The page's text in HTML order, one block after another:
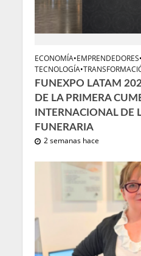
ECONOMÍA•EMPRENDEDORES•
TECNOLOGÍA•
FUNEXPO LATAM
DE LA PRIMERA
INTERNACIONAL DE
FUNERARIA
2 semanas hace